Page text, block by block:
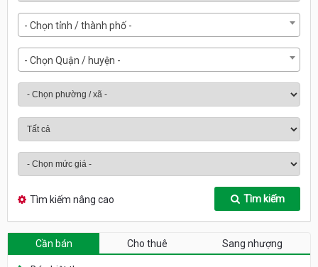
- Chọn tỉnh / thành phố -
- Chọn Quận / huyện -
Tìm kiếm nâng cao Tìm kiếm
Cần bán Cho thuê Sang nhượng